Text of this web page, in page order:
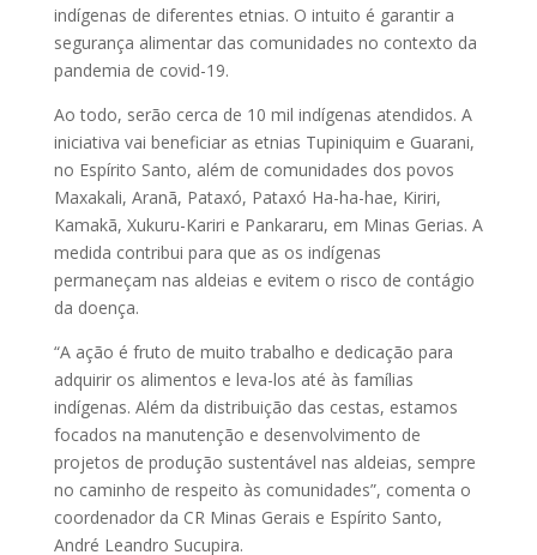
indígenas de diferentes etnias. O intuito é garantir a
segurança alimentar das comunidades no contexto da
pandemia de covid-19.
Ao todo, serão cerca de 10 mil indígenas atendidos. A
iniciativa vai beneficiar as etnias Tupiniquim e Guarani,
no Espírito Santo, além de comunidades dos povos
Maxakali, Aranã, Pataxó, Pataxó Ha-ha-hae, Kiriri,
Kamakã, Xukuru-Kariri e Pankararu, em Minas Gerias. A
medida contribui para que as os indígenas
permaneçam nas aldeias e evitem o risco de contágio
da doença.
“A ação é fruto de muito trabalho e dedicação para
adquirir os alimentos e leva-los até às famílias
indígenas. Além da distribuição das cestas, estamos
focados na manutenção e desenvolvimento de
projetos de produção sustentável nas aldeias, sempre
no caminho de respeito às comunidades”, comenta o
coordenador da CR Minas Gerais e Espírito Santo,
André Leandro Sucupira.